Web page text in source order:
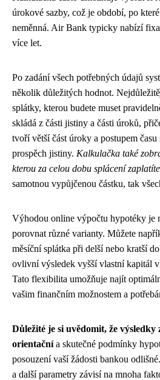
úrokové sazby, což je období, po
neměnná. Air Bank typicky nabízí
více let.
Po zadání všech potřebných údajů
několik důležitých hodnot.
splátky, kterou budete muset
skládá z části jistiny a části úroků,
tvoří větší část úroky a postupem času
prospěch jistiny. Kalkulačka také
kterou za celou dobu splácení zaplatíte
samotnou vypůjčenou částku, tak
Výhodou online výpočtu hypotéky je
porovnat různé varianty. Můžete
měsíční splátka při delší nebo kratší
ovlivní výsledek vyšší vlastní kapitál
Tato flexibilita umožňuje najít
vašim finančním možnostem a
Důležité je si uvědomit, že
orientačnía skutečné podmínky
posouzení vaší žádosti bankou
a další parametry závisí na mnoha